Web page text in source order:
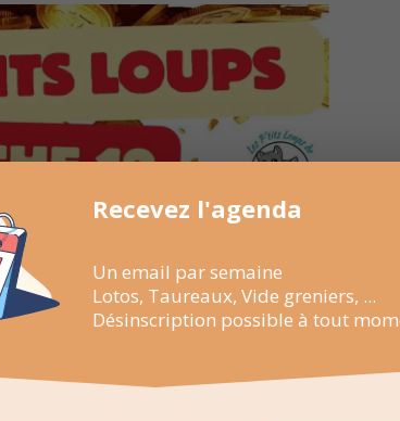
Recevez l'agenda
Un email par semaine
Lotos, Taureaux, Vide greniers, ...
Désinscription possible à tout